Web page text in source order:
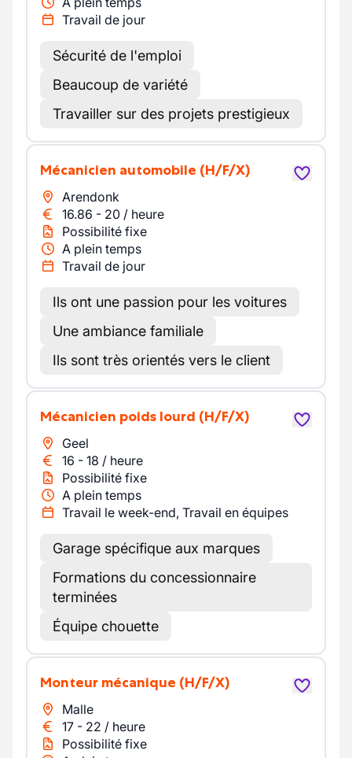
Travail de jour
Sécurité de l'emploi
Beaucoup de variété
Travailler sur des projets prestigieux
Mécanicien automobile (H/F/X)
Arendonk
16.86 - 20 / heure
Possibilité fixe
A plein temps
Travail de jour
Ils ont une passion pour les voitures
Une ambiance familiale
Ils sont très orientés vers le client
Mécanicien poids lourd (H/F/X)
Geel
16 - 18 / heure
Possibilité fixe
A plein temps
Travail le week-end, Travail en équipes
Garage spécifique aux marques
Formations du concessionnaire
terminées
Équipe chouette
Monteur mécanique (H/F/X)
Malle
17 - 22 / heure
Possibilité fixe